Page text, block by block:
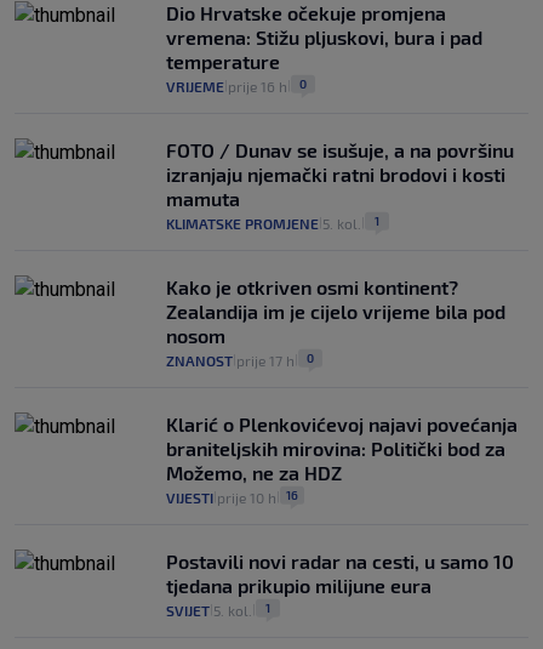
Dio Hrvatske očekuje promjena
vremena: Stižu pljuskovi, bura i pad
temperature
VRIJEME prije 16 h 0
FOTO / Dunav se isušuje, a na površinu
izranjaju njemački ratni brodovi i kosti
mamuta
KLIMATSKE PROMJENE 5. kol. 1
Kako je otkriven osmi kontinent?
Zealandija im je cijelo vrijeme bila pod
nosom
ZNANOST prije 17 h 0
Klarić o Plenkovićevoj najavi povećanja
braniteljskih mirovina: Politički bod za
Možemo, ne za HDZ
VIJESTI prije 10 h 16
Postavili novi radar na cesti, u samo 10
tjedana prikupio milijune eura
SVIJET 5. kol. 1